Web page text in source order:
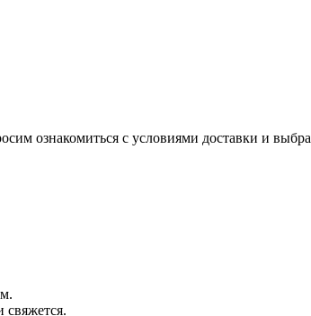
ознакомиться с условиями доставки и
свяжется.